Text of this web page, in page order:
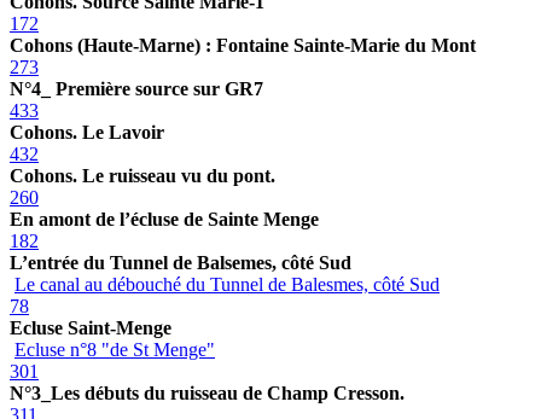
172
Cohons (Haute-Marne) : Fontaine Sainte-Marie du Mont
273
N°4_ Première source sur GR7
433
Cohons. Le Lavoir
432
Cohons. Le ruisseau vu du pont.
260
En amont de l’écluse de Sainte Menge
182
L’entrée du Tunnel de Balsemes, côté Sud
Le canal au débouché du Tunnel de Balesmes, côté Sud
78
Ecluse Saint-Menge
Ecluse n°8 "de St Menge"
301
N°3_Les débuts du ruisseau de Champ Cresson.
311